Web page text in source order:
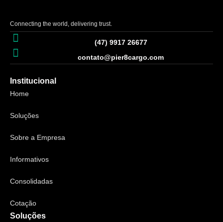
Connecting the world, delivering trust.
(47) 9917 26677
contato@pier8cargo.com
Institucional
Home
Soluções
Sobre a Empresa
Informativos
Consolidadas
Cotação
Soluções